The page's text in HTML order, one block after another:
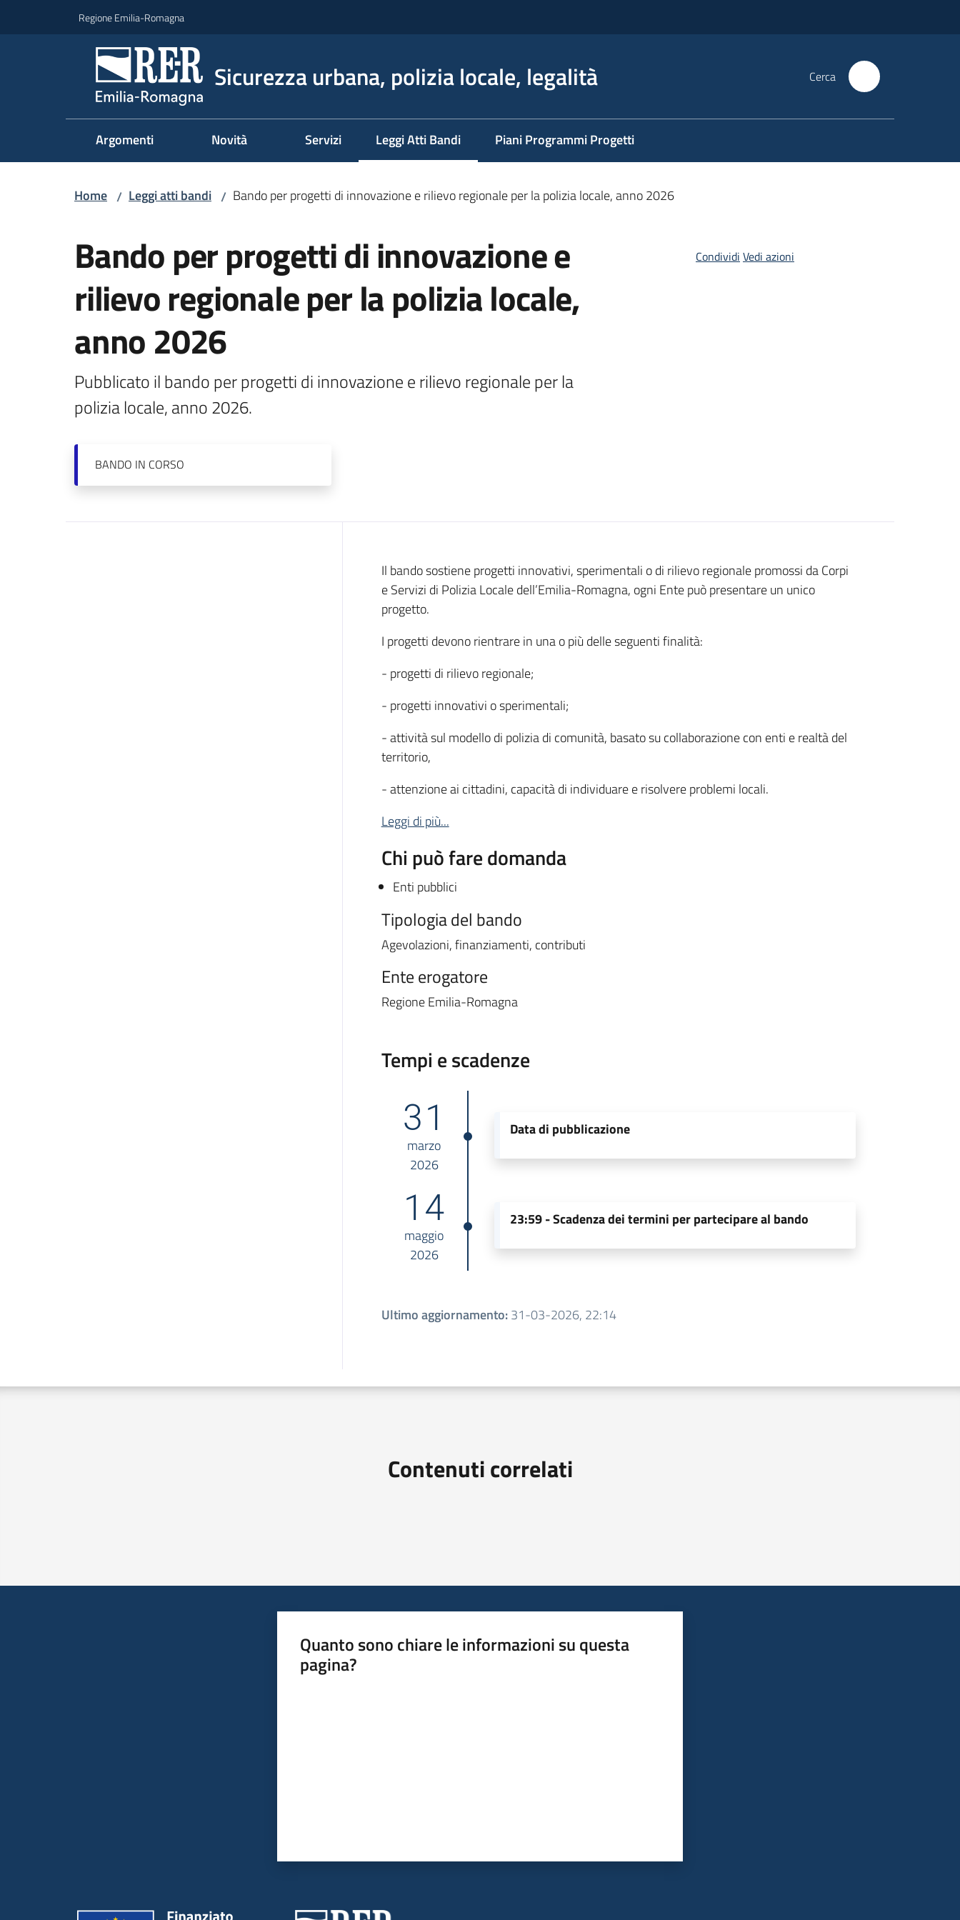
Regione Emilia-Romagna
Sicurezza urbana, polizia locale, legalità Cerca
Argomenti Novità Servizi Leggi Atti Bandi
Menu selezionato Piani Programmi Progetti
Home / Leggi atti bandi / Bando per progetti di innovazione e rilievo regionale per la polizia locale, anno 2026
Bando per progetti di innovazione e
rilievo regionale per la polizia locale,
anno 2026
Pubblicato il bando per progetti di innovazione e rilievo regionale per la
polizia locale, anno 2026.
BANDO IN CORSO
Condividi Vedi azioni
Descrizione
Il bando sostiene progetti innovativi, sperimentali o di rilievo regionale promossi da Corpi
e Servizi di Polizia Locale dell’Emilia-Romagna, ogni Ente può presentare un unico
progetto.
I progetti devono rientrare in una o più delle seguenti finalità:
- progetti di rilievo regionale;
- progetti innovativi o sperimentali;
- attività sul modello di polizia di comunità, basato su collaborazione con enti e realtà del
territorio,
- attenzione ai cittadini, capacità di individuare e risolvere problemi locali.
Leggi di più...
Chi può fare domanda
Enti pubblici
Tipologia del bando
Agevolazioni, finanziamenti, contributi
Ente erogatore
Regione Emilia-Romagna
Tempi e scadenze
31
marzo
2026
Data di pubblicazione
14
maggio
2026
23:59 -Scadenza dei termini per partecipare al bando
Ultimo aggiornamento:31-03-2026, 22:14
Contenuti correlati
Quanto sono chiare le informazioni su questa
pagina?